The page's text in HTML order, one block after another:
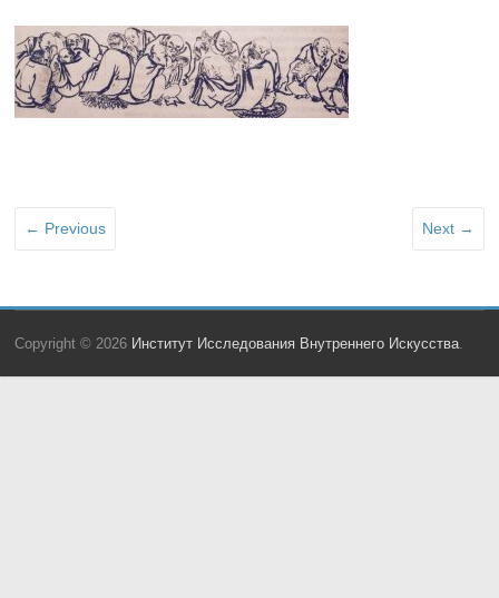
← Previous Next →
Copyright © 2026 Институт Исследования Внутреннего Искусства.